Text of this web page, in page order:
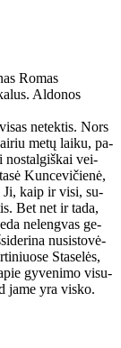
Romas
Aldonos
ne­tek­tis. Nors
me­tų lai­ku, pa­
nos­tal­giš­kai vei­
Kun­ce­vi­čie­nė,
Ji, kaip ir vi­si, su­
Bet net ir ta­da,
ne­leng­vas ge­
nu­si­sto­vė­
Sta­se­lės,
gy­ve­ni­mo vi­su­
ja­me yra vis­ko.